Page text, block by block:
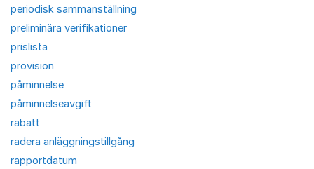
periodisk sammanställning
preliminära verifikationer
prislista
provision
påminnelse
påminnelseavgift
rabatt
radera anläggningstillgång
rapportdatum